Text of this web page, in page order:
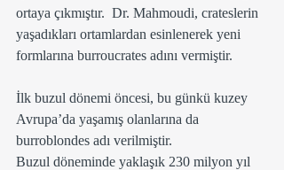
ortaya çıkmıştır.  Dr. Mahmoudi, crateslerin
yaşadıkları ortamlardan esinlenerek yeni
formlarına burroucrates adını vermiştir.
İlk buzul dönemi öncesi, bu günkü kuzey
Avrupa’da yaşamış olanlarına da
burroblondes adı verilmiştir.
Buzul döneminde yaklaşık 230 milyon yıl